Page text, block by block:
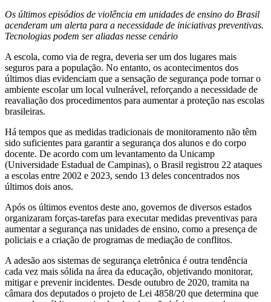
Os últimos episódios de violência em unidades de ensino do Brasil
acenderam um alerta para a necessidade de iniciativas preventivas.
Tecnologias podem ser aliadas nesse cenário
A escola, como via de regra, deveria ser um dos lugares mais
seguros para a população. No entanto, os acontecimentos dos
últimos dias evidenciam que a sensação de segurança pode tornar o
ambiente escolar um local vulnerável, reforçando a necessidade de
reavaliação dos procedimentos para aumentar a proteção nas escolas
brasileiras.
Há tempos que as medidas tradicionais de monitoramento não têm
sido suficientes para garantir a segurança dos alunos e do corpo
docente. De acordo com um levantamento da Unicamp
(Universidade Estadual de Campinas), o Brasil registrou 22 ataques
a escolas entre 2002 e 2023, sendo 13 deles concentrados nos
últimos dois anos.
Após os últimos eventos deste ano, governos de diversos estados
organizaram forças-tarefas para executar medidas preventivas para
aumentar a segurança nas unidades de ensino, como a presença de
policiais e a criação de programas de mediação de conflitos.
A adesão aos sistemas de segurança eletrônica é outra tendência
cada vez mais sólida na área da educação, objetivando monitorar,
mitigar e prevenir incidentes. Desde outubro de 2020, tramita na
câmara dos deputados o projeto de Lei 4858/20 que determina que